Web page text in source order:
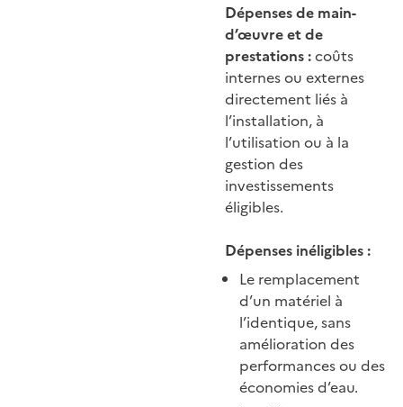
Dépenses de main-
d’œuvre et de
prestations :coûts
internes ou externes
directement liés à
l’installation, à
l’utilisation ou à la
gestion des
investissements
éligibles.
Dépenses inéligibles :
Le remplacement
d’un matériel à
l’identique, sans
amélioration des
performances ou des
économies d’eau.